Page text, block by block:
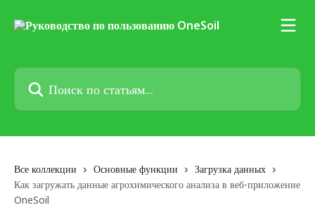
Поиск по статьям...
Все коллекции Основные функции
Загрузка данных
Как загружать данные агрохимического анализа в веб-приложение
OneSoil